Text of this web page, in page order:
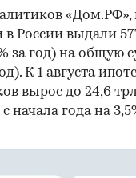
«Дом.РФ»,
в России выдали
за год) на общую
К 1 августа
вырос до 24,6
начала года на